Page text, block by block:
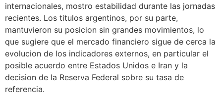
internacionales, mostro estabilidad durante las jornadas
recientes. Los titulos argentinos, por su parte,
mantuvieron su posicion sin grandes movimientos, lo
que sugiere que el mercado financiero sigue de cerca la
evolucion de los indicadores externos, en particular el
posible acuerdo entre Estados Unidos e Iran y la
decision de la Reserva Federal sobre su tasa de
referencia.